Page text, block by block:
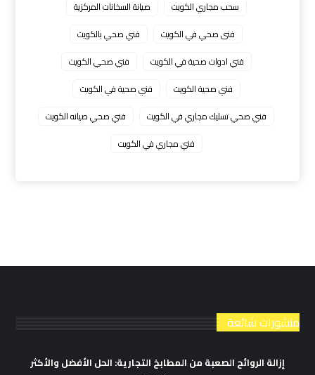
سحب مجاري الكويت
صيانة السخانات المركزية
فنى صحي في الكويت
فني صحي بالكويت
فني ادوات صحية في الكويت
فني صحي الكويت
فني صحية الكويت
فني صحية في الكويت
فني صحي تسليك مجاري في الكويت
فني صحي صيانه الكويت
فني مجاري في الكويت
منشورات شائعة
إزالة الروائح الصعبة من المطابخ التجارية: الحل الأفضل والأكثر